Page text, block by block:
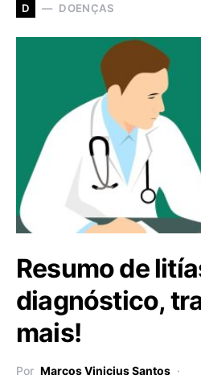
D DOENÇAS
Resumo de
diagnóstico,
mais!
Por Marcos Vinicius Santos